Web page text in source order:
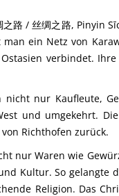
路 / 丝绸之路, Pinyin
ein Netz von
verbindet.
nicht nur Kaufleute,
und umgekehrt.
Richthofen zurück.
nur Waren wie
Kultur. So
Religion. Das